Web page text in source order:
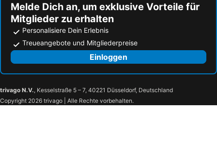
Melde Dich an, um exklusive Vorteile für
Mitglieder zu erhalten
Personalisiere Dein Erlebnis
Treueangebote und Mitgliederpreise
Einloggen
trivago N.V., Kesselstraße 5 – 7, 40221 Düsseldorf, Deutschland
Copyright 2026 trivago | Alle Rechte vorbehalten.